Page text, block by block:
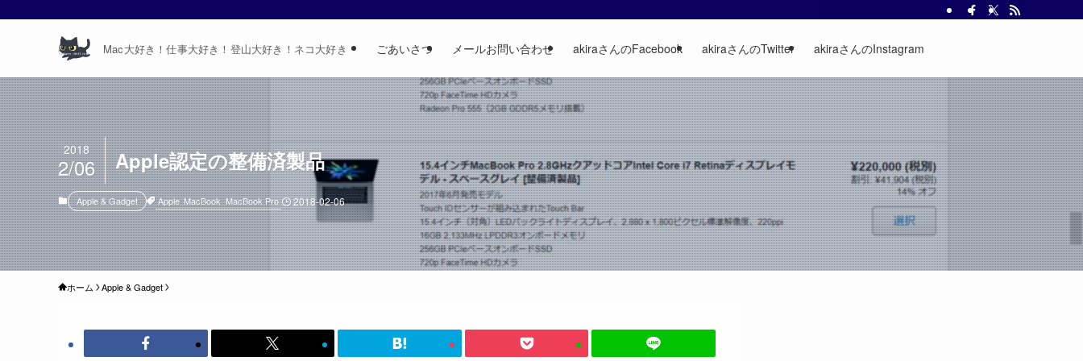
Mac大好き！仕事大好き！登山大好き！ネコ大好き ごあいさつ メールお問い合わせ akiraさんのFacebook akiraさんのTwitter akiraさんのInstagram
Apple認定の整備済製品
2018
2/06
Apple & Gadget Apple MacBook MacBook Pro 2018-02-06
ホーム Apple & Gadget